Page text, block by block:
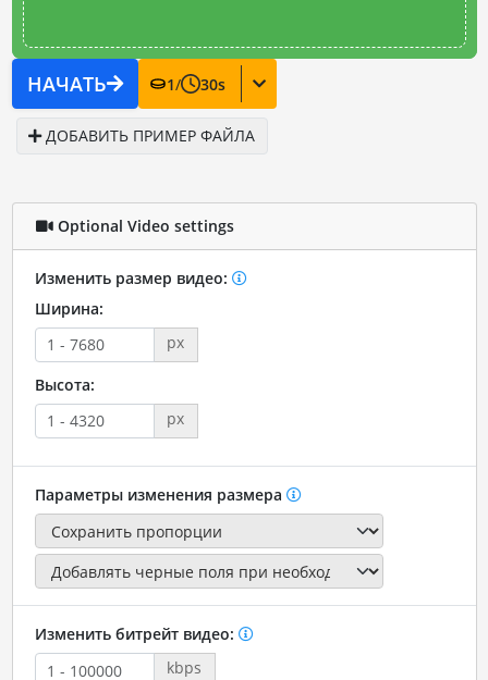
НАЧАТЬ 1/ 30s
ДОБАВИТЬ ПРИМЕР ФАЙЛА
Optional Video settings
Изменить размер видео:
Ширина:
px
Высота:
px
Параметры изменения размера
Изменить битрейт видео:
kbps